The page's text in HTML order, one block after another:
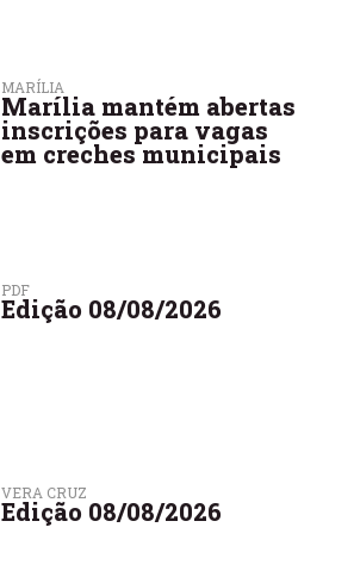
MARÍLIA
Marília mantém abertas
inscrições para vagas
em creches municipais
PDF
Edição 08/08/2026
VERA CRUZ
Edição 08/08/2026